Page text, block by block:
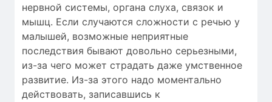
нервной системы, органа слуха, связок и
мышц. Если случаются сложности c речью у
малышей, возможные неприятные
последствия бывают довольно серьезными,
из-за чего может страдать даже умственное
развитие. Из-за этого надо моментально
действовать, записавшись к